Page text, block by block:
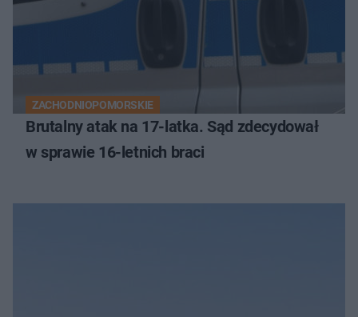
ZACHODNIOPOMORSKIE
Brutalny atak na 17-latka. Sąd zdecydował
w sprawie 16-letnich braci